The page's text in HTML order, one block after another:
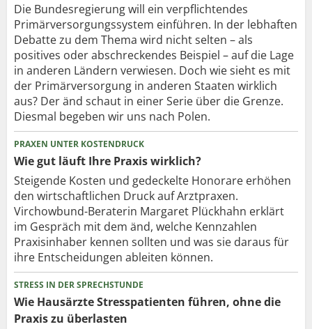
Die Bundesregierung will ein verpflichtendes
Primärversorgungssystem einführen. In der lebhaften
Debatte zu dem Thema wird nicht selten – als
positives oder abschreckendes Beispiel – auf die Lage
in anderen Ländern verwiesen. Doch wie sieht es mit
der Primärversorgung in anderen Staaten wirklich
aus? Der änd schaut in einer Serie über die Grenze.
Diesmal begeben wir uns nach Polen.
PRAXEN UNTER KOSTENDRUCK
Wie gut läuft Ihre Praxis wirklich?
Steigende Kosten und gedeckelte Honorare erhöhen
den wirtschaftlichen Druck auf Arztpraxen.
Virchowbund-Beraterin Margaret Plückhahn erklärt
im Gespräch mit dem änd, welche Kennzahlen
Praxisinhaber kennen sollten und was sie daraus für
ihre Entscheidungen ableiten können.
STRESS IN DER SPRECHSTUNDE
Wie Hausärzte Stresspatienten führen, ohne die
Praxis zu überlasten